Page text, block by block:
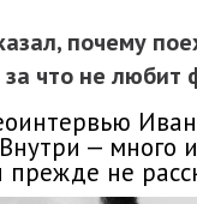
почему
что не любит
— много
не